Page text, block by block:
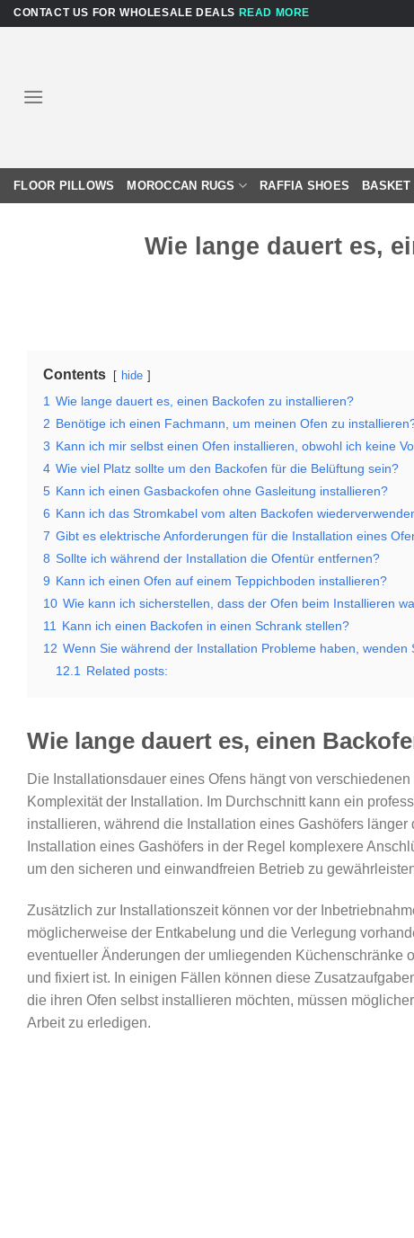
SkipCONTACT US FOR WHOLESALE DEALS READ MORE
FLOOR PILLOWS MOROCCAN RUGS RAFFIA SHOES BASKET
Wie lange dauert es,
Contents hide
1 Wie lange dauert es, einen Backofen zu installieren?
2 Benötige ich einen Fachmann, um meinen Ofen zu
3 Kann ich mir selbst einen Ofen installieren, obwohl ich keine
4 Wie viel Platz sollte um den Backofen für die Belüftung sein?
5 Kann ich einen Gasbackofen ohne Gasleitung installieren?
6 Kann ich das Stromkabel vom alten Backofen
7 Gibt es elektrische Anforderungen für die Installation eines
8 Sollte ich während der Installation die Ofentür entfernen?
9 Kann ich einen Ofen auf einem Teppichboden installieren?
10 Wie kann ich sicherstellen, dass der Ofen beim Installieren
11
Kann ich einen Backofen in einen Schrank stellen?
12 Wenn Sie während der Installation Probleme haben, wenden
12.1
Related posts:
Wie lange dauert es, einen
Die Installationsdauer eines Ofens hängt von
Komplexität der Installation. Im Durchschnitt kann ein
installieren, während die Installation eines Gashöfers
Installation eines Gashöfers in der Regel komplexere
um den sicheren und einwandfreien Betrieb zu
Zusätzlich zur Installationszeit können vor der
möglicherweise der Entkabelung und die Verlegung
eventueller Änderungen der umliegenden Küchenschränke
und fixiert ist. In einigen Fällen können diese
die ihren Ofen selbst installieren möchten, müssen
Arbeit zu erledigen.